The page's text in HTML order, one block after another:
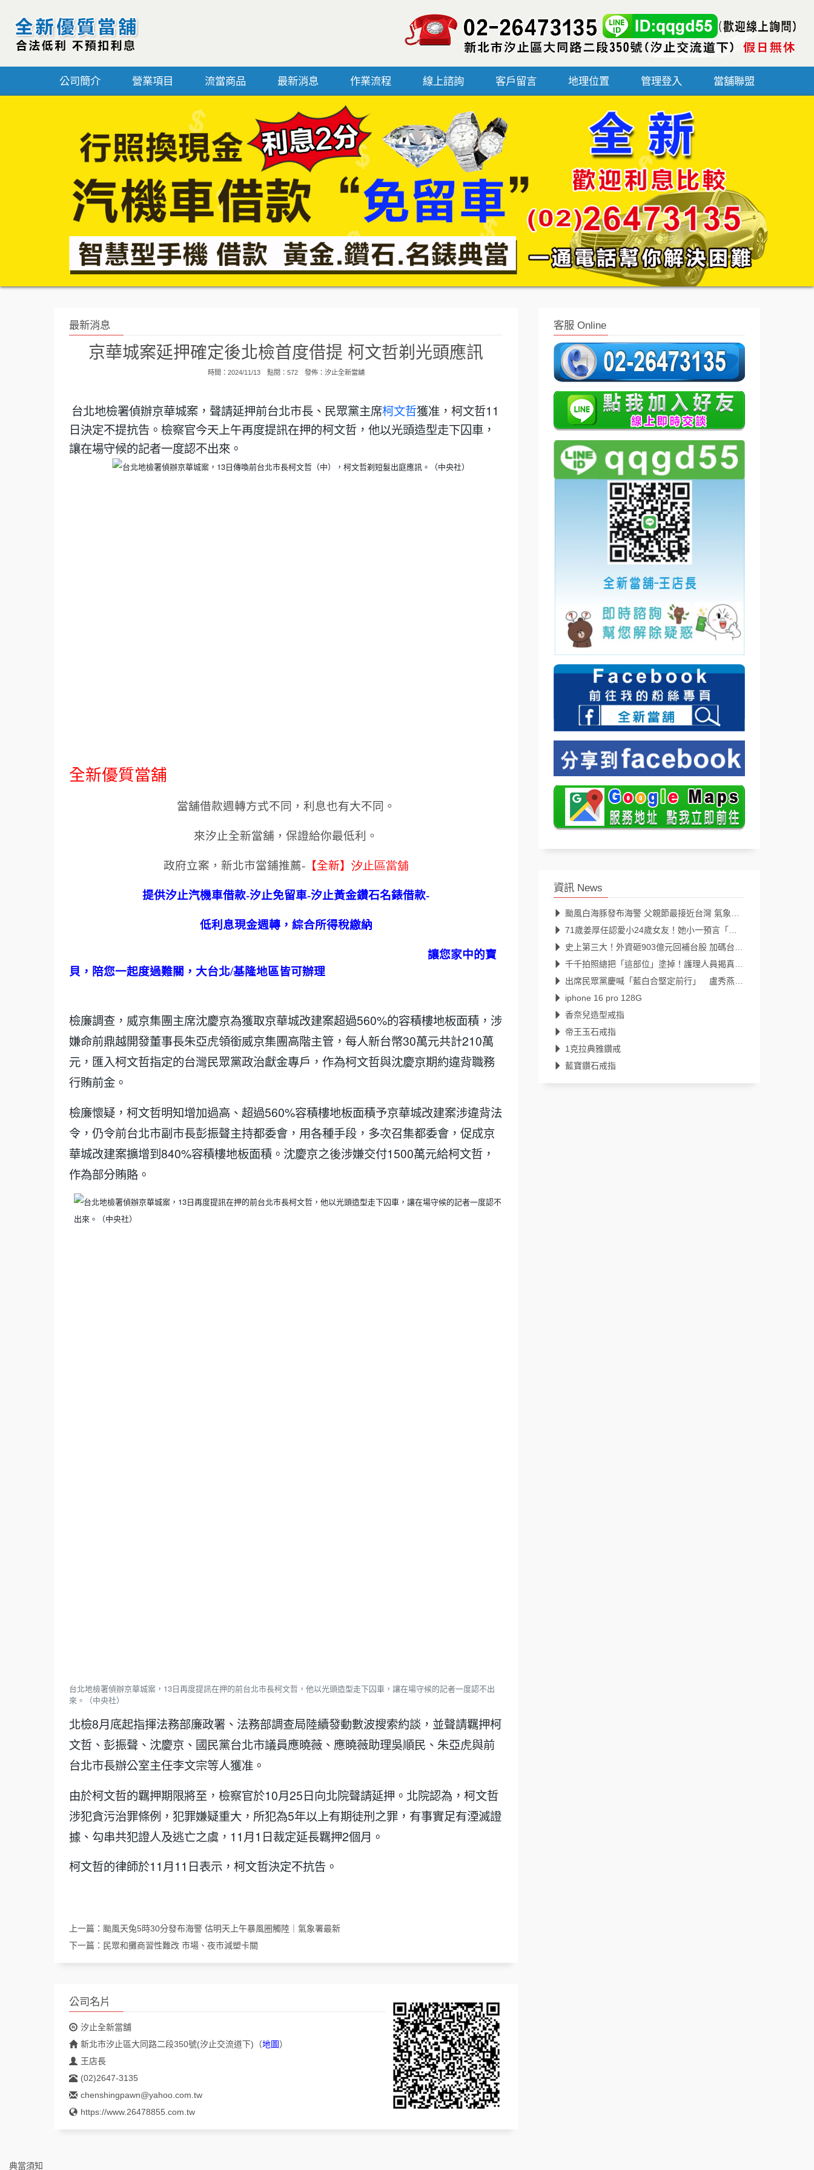
公司簡介 營業項目 流當商品 最新消息 作業流程 線上諮詢 客戶留言 地理位置 管理登入 當舖聯盟
最新消息
京華城案延押確定後北檢首度借提 柯文哲剃光頭應訊
時間：2024/11/13 點閱：572 發佈： 汐止全新當舖
台北地檢署偵辦京華城案，聲請延押前台北市長、民眾黨主席柯文哲獲准，柯文哲11
日決定不提抗告。檢察官今天上午再度提訊在押的柯文哲，他以光頭造型走下囚車，
讓在場守候的記者一度認不出來。
全新優質當舖
當舖借款週轉方式不同，利息也有大不同。
來汐止全新當舖，保證給你最低利。
政府立案，新北市當鋪推薦-【全新】 汐止區當舖
提供汐止汽機車借款-汐止免留車-汐止黃金鑽石名錶借款-
低利息現金週轉，綜合所得稅繳納
讓您家中的寶
貝，陪您一起度過難關，大台北/基隆地區皆可辦理
檢廉調查，威京集團主席沈慶京為獲取京華城改建案超過560%的容積樓地板面積，涉
嫌命前鼎越開發董事長朱亞虎領銜威京集團高階主管，每人新台幣30萬元共計210萬
元，匯入柯文哲指定的台灣民眾黨政治獻金專戶，作為柯文哲與沈慶京期約違背職務
行賄前金。
檢廉懷疑，柯文哲明知增加過高、超過560%容積樓地板面積予京華城改建案涉違背法
令，仍令前台北市副市長彭振聲主持都委會，用各種手段，多次召集都委會，促成京
華城改建案擴增到840%容積樓地板面積。沈慶京之後涉嫌交付1500萬元給柯文哲，
作為部分賄賂。
台北地檢署偵辦京華城案，13日再度提訊在押的前台北市長柯文哲，他以光頭造型走下囚車，讓在場守候的記者一度認不出
來。（中央社）
北檢8月底起指揮法務部廉政署、法務部調查局陸續發動數波搜索約談，並聲請羈押柯
文哲、彭振聲、沈慶京、國民黨台北市議員應曉薇、應曉薇助理吳順民、朱亞虎與前
台北市長辦公室主任李文宗等人獲准。
由於柯文哲的羈押期限將至，檢察官於10月25日向北院聲請延押。北院認為，柯文哲
涉犯貪污治罪條例，犯罪嫌疑重大，所犯為5年以上有期徒刑之罪，有事實足有湮滅證
據、勾串共犯證人及逃亡之虞，11月1日裁定延長羈押2個月。
柯文哲的律師於11月11日表示，柯文哲決定不抗告。
上一篇： 颱風天兔5時30分發布海警 估明天上午暴風圈觸陸｜氣象署最新
下一篇： 民眾和攤商習性難改 市場、夜市減塑卡關
公司名片
汐止全新當舖
新北市汐止區大同路二段350號(汐止交流道下) （地圖）
王店長
(02)2647-3135
chenshingpawn@yahoo.com.tw
https://www.26478855.com.tw
客服 Online
資訊 News
颱風白海豚發布海警 父親節最接近台灣 氣象署說明最新颱風路徑、影響範圍
71歲姜厚任認愛小24歲女友！她小一預言「一定會再見」39年後成真
史上第三大！外資砸903億元回補台股 加碼台積電298億元
千千拍照總把「這部位」塗掉！護理人員揭真相：避免惹來不必要麻煩
出席民眾黨慶喊「藍白合堅定前行」 盧秀燕：2026全民倒閣，2028全民倒賴
iphone 16 pro 128G
香奈兒造型戒指
帝王玉石戒指
1克拉典雅鑽戒
藍寶鑽石戒指
典當須知